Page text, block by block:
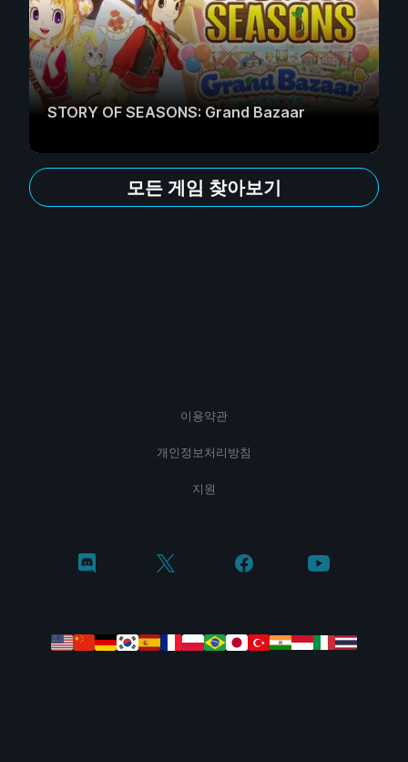
STORY OF SEASONS: Grand Bazaar
모든 게임 찾아보기
이용약관
개인정보처리방침
지원